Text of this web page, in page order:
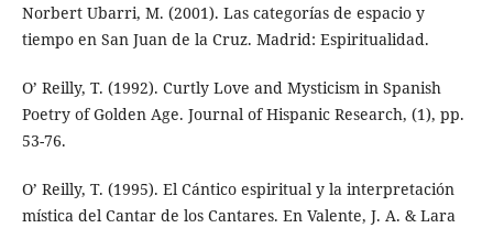
Norbert Ubarri, M. (2001). Las categorías de espacio y
tiempo en San Juan de la Cruz. Madrid: Espiritualidad.
O’ Reilly, T. (1992). Curtly Love and Mysticism in Spanish
Poetry of Golden Age. Journal of Hispanic Research, (1), pp.
53-76.
O’ Reilly, T. (1995). El Cántico espiritual y la interpretación
mística del Cantar de los Cantares. En Valente, J. A. & Lara